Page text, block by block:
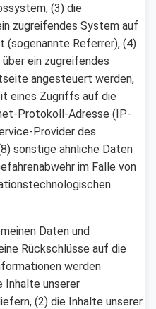
(3) die
zugreifendes System auf
Referrer), (4)
ein zugreifendes
angesteuert werden,
eines Zugriffs auf die
Protokoll-Adresse (IP-
Provider des
sonstige ähnliche Daten
im Falle von
Daten und
Rückschlüsse auf die
werden
Inhalte unserer
(2) die Inhalte unserer